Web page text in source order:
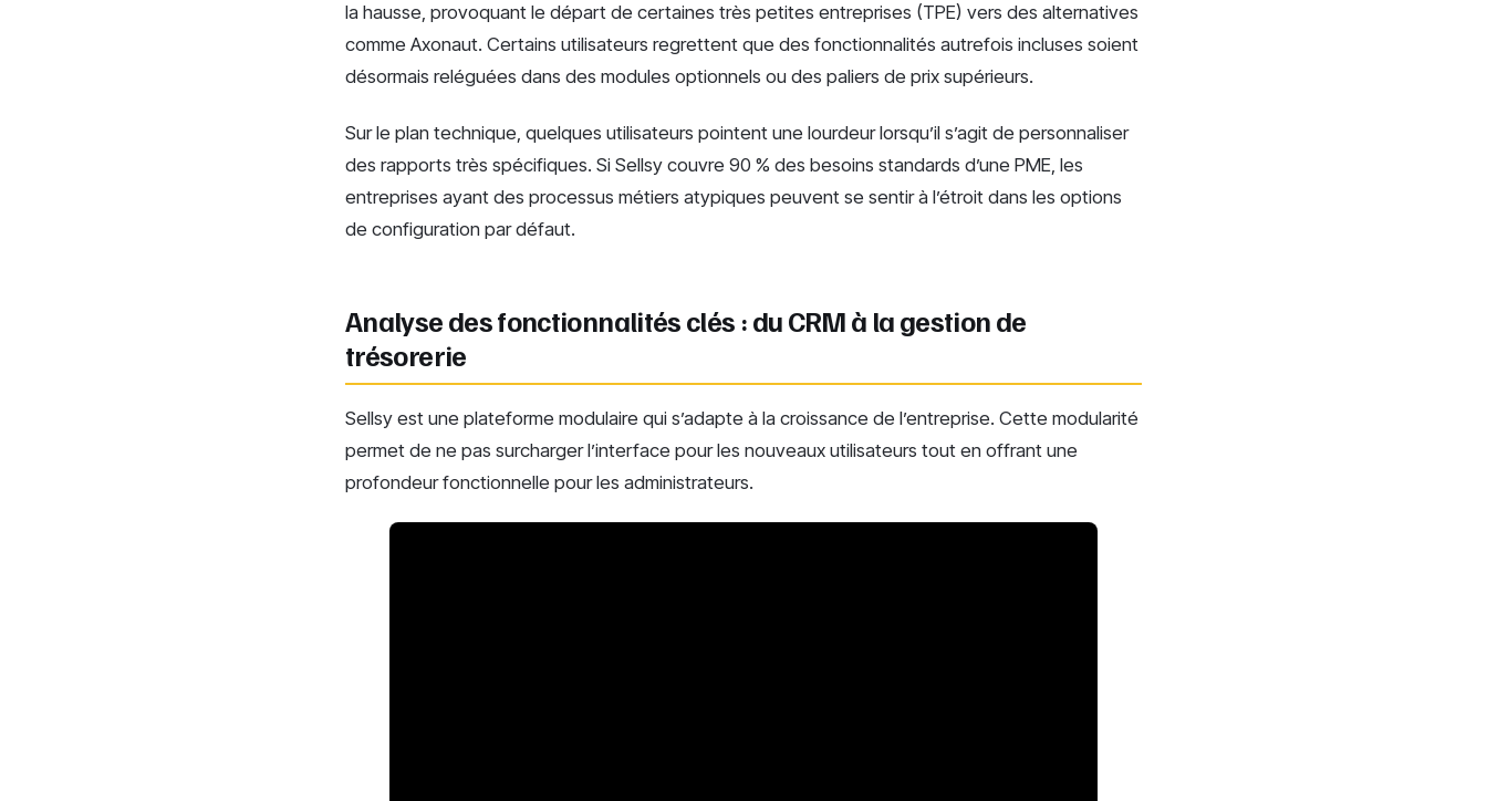
la hausse, provoquant le départ de certaines très petites entreprises (TPE) vers des alternatives
comme Axonaut. Certains utilisateurs regrettent que des fonctionnalités autrefois incluses soient
désormais reléguées dans des modules optionnels ou des paliers de prix supérieurs.
Sur le plan technique, quelques utilisateurs pointent une lourdeur lorsqu’il s’agit de personnaliser
des rapports très spécifiques. Si Sellsy couvre 90 % des besoins standards d’une PME, les
entreprises ayant des processus métiers atypiques peuvent se sentir à l’étroit dans les options
de configuration par défaut.
Analyse des fonctionnalités clés : du CRM à la gestion de
trésorerie
Sellsy est une plateforme modulaire qui s’adapte à la croissance de l’entreprise. Cette modularité
permet de ne pas surcharger l’interface pour les nouveaux utilisateurs tout en offrant une
profondeur fonctionnelle pour les administrateurs.